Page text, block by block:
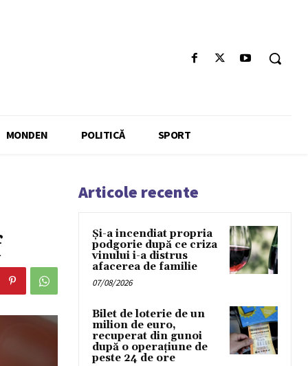
MONDEN POLITICĂ SPORT
Articole recente
Și-a incendiat propria
podgorie după ce criza
vinului i-a distrus
afacerea de familie
07/08/2026
Bilet de loterie de un
milion de euro,
recuperat din gunoi
după o operațiune de
peste 24 de ore